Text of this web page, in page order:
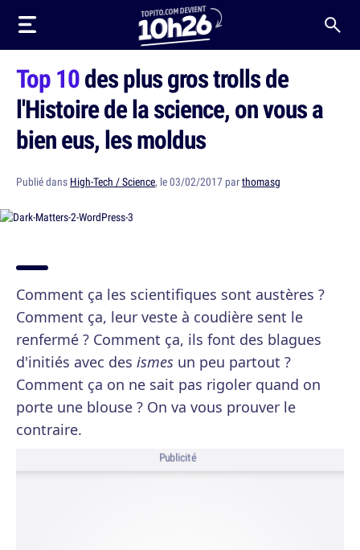
Top 10des plus gros trolls de
l'Histoire de la science, on vous a
bien eus, les moldus
Publié dans High-Tech / Science, le 03/02/2017 parthomasg
Comment ça les scientifiques sont austères ?
Comment ça, leur veste à coudière sent le
renfermé ? Comment ça, ils font des blagues
d'initiés avec des ismes un peu partout ?
Comment ça on ne sait pas rigoler quand on
porte une blouse ? On va vous prouver le
contraire.
Publicité